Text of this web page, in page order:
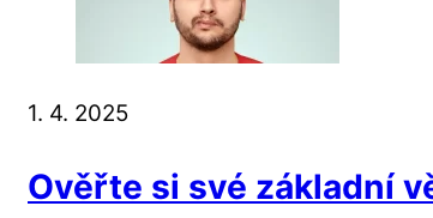
1. 4. 2025
Ověřte si své základní